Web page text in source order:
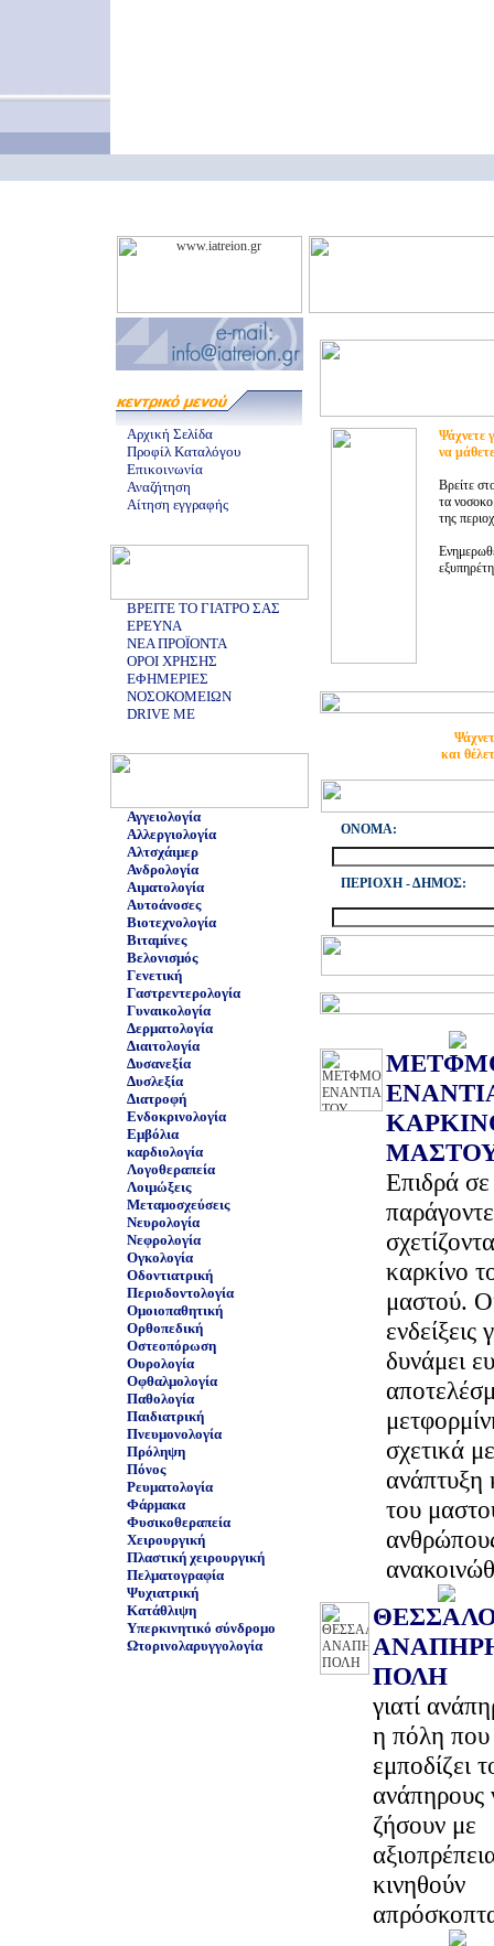
Αρχική Σελίδα
Προφίλ Καταλόγου
Επικοινωνία
Αναζήτηση
Αίτηση εγγραφής
ΒΡΕΙΤΕ ΤΟ ΓΙΑΤΡΟ ΣΑΣ
ΕΡΕΥΝΑ
ΝΕΑ ΠΡΟΪΟΝΤΑ
ΟΡΟΙ ΧΡΗΣΗΣ
ΕΦΗΜΕΡΙΕΣ
ΝΟΣΟΚΟΜΕΙΩΝ
DRIVE ME
Αγγειολογία
Αλλεργιολογία
Αλτσχάιμερ
Ανδρολογία
Αιματολογία
Αυτοάνοσες
Βιοτεχνολογία
Βιταμίνες
Βελονισμός
Γενετική
Γαστρεντερολογία
Γυναικολογία
Δερματολογία
Διαιτολογία
Δυσανεξία
Δυσλεξία
Διατροφή
Ενδοκρινολογία
Εμβόλια
καρδιολογία
Λογοθεραπεία
Λοιμώξεις
Μεταμοσχεύσεις
Νευρολογία
Νεφρολογία
Ογκολογία
Οδοντιατρική
Περιοδοντολογία
Ομοιοπαθητική
Ορθοπεδική
Οστεοπόρωση
Ουρολογία
Οφθαλμολογία
Παθολογία
Παιδιατρική
Πνευμονολογία
Πρόληψη
Πόνος
Ρευματολογία
Φάρμακα
Φυσικοθεραπεία
Χειρουργική
Πλαστική χειρουργική
Πελματογραφία
Ψυχιατρική
Κατάθλιψη
Υπερκινητικό σύνδρομο
Ωτορινολαρυγγολογία
Ψάχνετε
να
Βρείτε
τα
της
και
ONOMA:
ΠΕΡΙΟΧΗ - ΔΗΜΟΣ:
Επιδρά σε
καρκίνο
μαστού.
ενδείξεις
δυνάμει
σχετικά
ανάπτυξη
του
ΠΟΛΗ
γιατί
η πόλη που
εμποδίζει
ανάπηρους
ζήσουν με
κινηθούν